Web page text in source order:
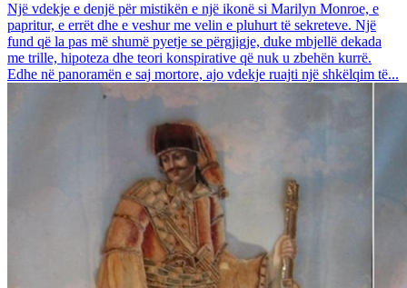
Një vdekje e denjë për mistikën e një ikonë si Marilyn Monroe, e
papritur, e errët dhe e veshur me velin e pluhurt të sekreteve. Një
fund që la pas më shumë pyetje se përgjigje, duke mbjellë dekada
me trille, hipoteza dhe teori konspirative që nuk u zbehën kurrë.
Edhe në panoramën e saj mortore, ajo vdekje ruajti një shkëlqim të...